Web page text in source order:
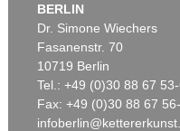
Auktion 525 - Lot 219
KARL HARTUNG
Organische Form, 1949
Ergebnis:€ 125.000
BERLIN
Dr. Simone Wiechers
Fasanenstr. 70
10719 Berlin
Tel.: +49 (0)30 88 67
Fax: +49 (0)30 88 67